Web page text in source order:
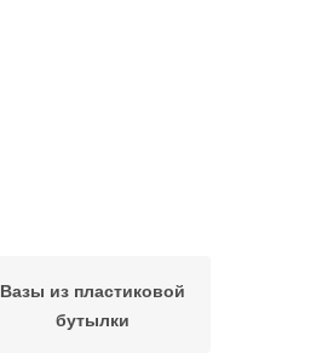
Вазы из пластиковой
бутылки